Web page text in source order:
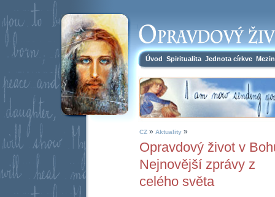
Úvod Spiritualita Jednota církve
CZ » Aktuality »
Opravdový život v
Nejnovější zprávy z
celého světa